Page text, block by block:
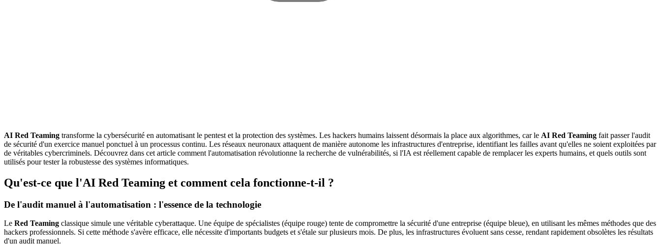
AI Red Teaming transforme la cybersécurité en automatisant le pentest et la protection des systèmes. Les hackers humains laissent désormais la place aux algorithmes, car le AI Red Teaming fait passer l'audit
de sécurité d'un exercice manuel ponctuel à un processus continu. Les réseaux neuronaux attaquent de manière autonome les infrastructures d'entreprise, identifiant les failles avant qu'elles ne soient exploitées par
de véritables cybercriminels. Découvrez dans cet article comment l'automatisation révolutionne la recherche de vulnérabilités, si l'IA est réellement capable de remplacer les experts humains, et quels outils sont
utilisés pour tester la robustesse des systèmes informatiques.
Qu'est-ce que l'AI Red Teaming et comment cela fonctionne-t-il ?
De l'audit manuel à l'automatisation : l'essence de la technologie
Le Red Teaming classique simule une véritable cyberattaque. Une équipe de spécialistes (équipe rouge) tente de compromettre la sécurité d'une entreprise (équipe bleue), en utilisant les mêmes méthodes que des
hackers professionnels. Si cette méthode s'avère efficace, elle nécessite d'importants budgets et s'étale sur plusieurs mois. De plus, les infrastructures évoluent sans cesse, rendant rapidement obsolètes les résultats
d'un audit manuel.